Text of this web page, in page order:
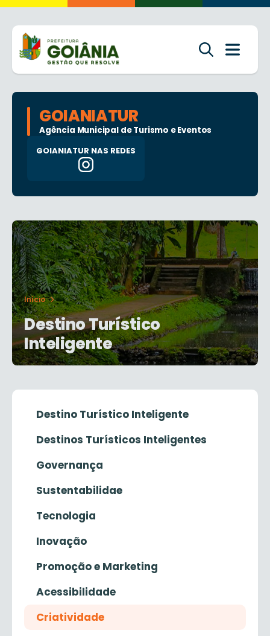
GOIANIATUR
Agência Municipal de Turismo e Eventos
GOIANIATUR NAS REDES
Início
Destino Turístico
Inteligente
Destino Turístico Inteligente
Destinos Turísticos Inteligentes
Governança
Sustentabilidae
Tecnologia
Inovação
Promoção e Marketing
Acessibilidade
Criatividade